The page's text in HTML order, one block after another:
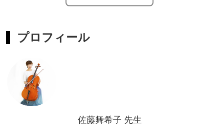
方、ペースは生徒さん十人十色。
あの曲をチェロで弾きたい。
基本からじっくり学びたい。
チェロという楽器を弾いてみたかった。
他の楽器とアンサンブルがしたい。など
プロフィール
佐藤舞希子 先生